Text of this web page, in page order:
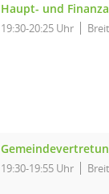
Haupt- und
19:30-20:25 Uhr
19:30-19:55 Uhr